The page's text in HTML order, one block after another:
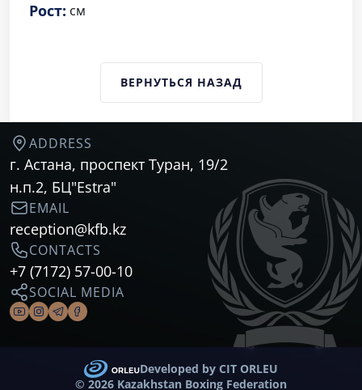
Рост: см
ВЕРНУТЬСЯ НАЗАД
ADDRESS
г. Астана, проспект Туран, 19/2
н.п.2, БЦ"Estra"
EMAIL
reception@kfb.kz
CONTACTS
+7 (7172) 57-00-10
SOCIAL MEDIA
Developed by CIT ORLEU
© 2026 Kazakhstan Boxing Federation